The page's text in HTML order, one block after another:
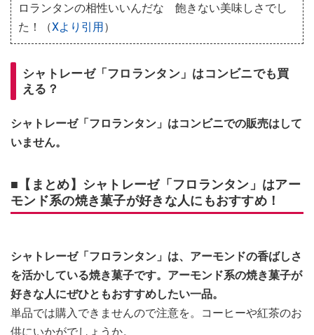
ロランタンの相性いいんだな 飽きない美味しさでし
た！（Xより引用）
シャトレーゼ「フロランタン」はコンビニでも買
える？
シャトレーゼ「フロランタン」はコンビニでの販売はして
いません。
■【まとめ】シャトレーゼ「フロランタン」はアー
モンド系の焼き菓子が好きな人にもおすすめ！
シャトレーゼ「フロランタン」は、アーモンドの香ばしさ
を活かしている焼き菓子です。アーモンド系の焼き菓子が
好きな人にぜひともおすすめしたい一品。
単品では購入できませんので注意を。コーヒーや紅茶のお
供にいかがでしょうか。